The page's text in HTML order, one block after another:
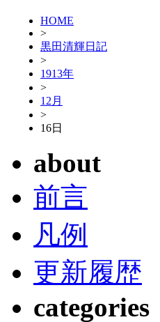
HOME
>
黒田清輝日記
>
1913年
>
12月
>
16日
about
前言
凡例
更新履歴
categories